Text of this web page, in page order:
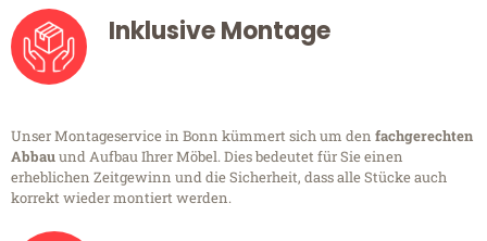
Inklusive Montage
Unser Montageservice in Bonn kümmert sich um den fachgerechten
Abbauund Aufbau Ihrer Möbel. Dies bedeutet für Sie einen
erheblichen Zeitgewinn und die Sicherheit, dass alle Stücke auch
korrekt wieder montiert werden.